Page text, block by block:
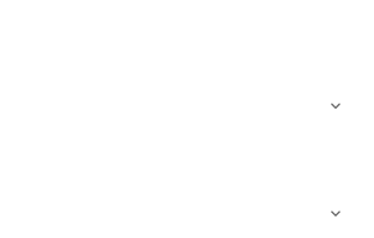

